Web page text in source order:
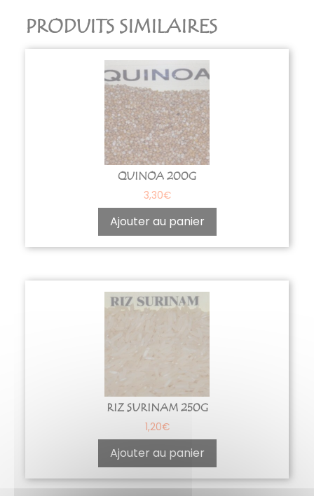
PRODUITS SIMILAIRES
QUINOA 200G
3,30€
Ajouter au panier
RIZ SURINAM 250G
1,20€
Ajouter au panier